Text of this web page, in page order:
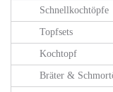
Schnellkochtöpfe
Topfsets
Kochtopf
Bräter &